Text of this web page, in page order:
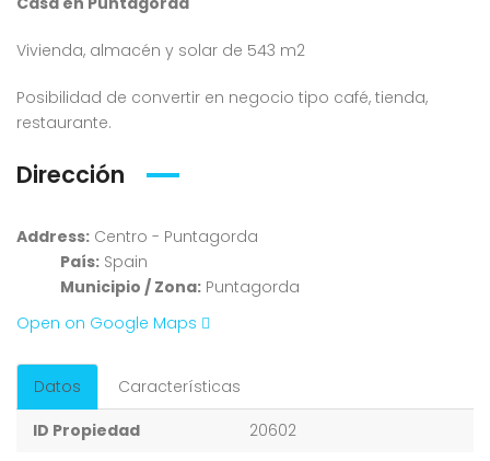
Vivienda, almacén y solar de 543 m2
Posibilidad de convertir en negocio tipo café, tienda,
restaurante.
Dirección
Address: Centro - Puntagorda
País: Spain
Municipio / Zona: Puntagorda
Open on Google Maps
Datos
Características
ID Propiedad
20602